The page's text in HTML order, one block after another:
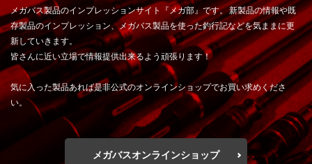
メガバス製品のインプレッションサイト『メガ部』です。 新製品の情報や既
存製品のインプレッション、メガバス製品を使った釣行記などを気ままに更
新していきます。
皆さんに近い立場で情報提供出来るよう頑張ります！
気に入った製品あれば是非公式のオンラインショップでお買い求めくださ
い。
メガバスオンラインショップ